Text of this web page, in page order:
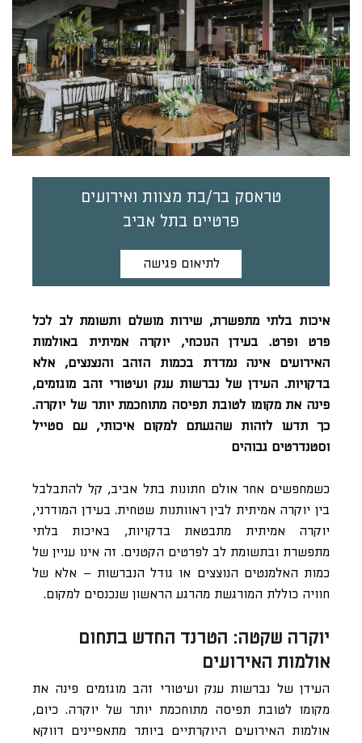
טראסק בר/בת מצוות ואירועים
פרטיים בתל אביב
לתיאום פגישה
איכות בלתי מתפשרת, שירות מושלם ותשומת לב לכל
פרט ופרט. בעידן הנוכחי, יוקרה אמיתית באולמות
האירועים אינה נמדדת בכמות הזהב והנצנצים, אלא
בדקויות. העידן של נברשות ענק ועיטורי זהב מוגזמים,
פינה את מקומו לטובת תפיסה מתוחכמת יותר של יוקרה.
כך תדעו לזהות שהגעתם למקום איכותי, עם סטייל
וסטנדרטים גבוהים
כשמחפשים אחר אולם חתונות בתל אביב, קל להתבלבל
בין יוקרה אמיתית לבין ראוותנות שטחית. בעידן המודרני,
יוקרה אמיתית מתבטאת בדקויות, באיכות בלתי
מתפשרת ובתשומת לב לפרטים הקטנים. זה אינו עניין של
כמות האלמנטים הנוצצים או גודל הנברשות – אלא של
חוויה כוללת המורגשת מהרגע הראשון שנכנסים למקום.
יוקרה שקטה: הטרנד החדש בתחום
אולמות האירועים
העידן של נברשות ענק ועיטורי זהב מוגזמים פינה את
מקומו לטובת תפיסה מתוחכמת יותר של יוקרה. כיום,
אולמות האירועים היוקרתיים ביותר מתאפיינים דווקא